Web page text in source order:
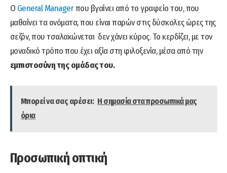
Ο General Managerπου βγαίνει από το γραφείο του, που
μαθαίνει τα ονόματα, που είναι παρών στις δύσκολες ώρες της
σεζόν, που τσαλακώνεται δεν χάνει κύρος. Το κερδίζει, με τον
μοναδικό τρόπο που έχει αξία στη φιλοξενία, μέσα από την
εμπιστοσύνη της ομάδας του.
Μπορεί να σας αρέσει: Η σημασία στα προσωπικά μας
όρια
Προσωπική οπτική